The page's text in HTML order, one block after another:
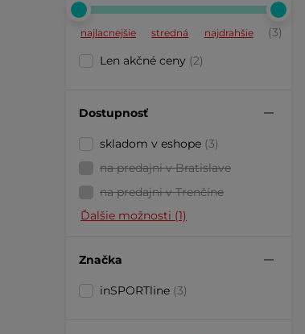
najlacnejšie stredná najdrahšie
(3)
Len akčné ceny (2)
Dostupnosť
skladom v eshope (3)
na predajni v Bratislave
na predajni v Trenčíne
Ďalšie možnosti (1)
Značka
inSPORTline (3)